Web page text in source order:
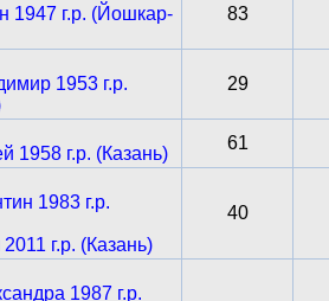
1947 г.р. (Йошкар-
83
1953 г.р.
29
1958 г.р. (Казань)
61
1983 г.р.
г.р. (Казань)
40
1987 г.р.